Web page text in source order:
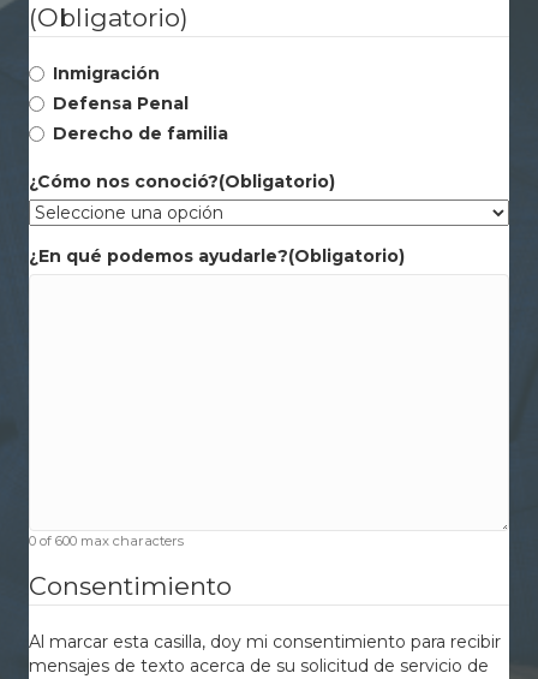
(Obligatorio)
Inmigración
Defensa Penal
Derecho de familia
¿Cómo nos conoció?(Obligatorio)
¿En qué podemos ayudarle?(Obligatorio)
0 of 600 max characters
Consentimiento
Al marcar esta casilla, doy mi consentimiento para recibir
mensajes de texto acerca de su solicitud de servicio de